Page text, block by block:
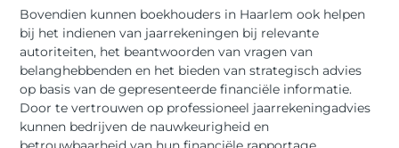
Bovendien kunnen boekhouders in Haarlem ook helpen
bij het indienen van jaarrekeningen bij relevante
autoriteiten, het beantwoorden van vragen van
belanghebbenden en het bieden van strategisch advies
op basis van de gepresenteerde financiële informatie.
Door te vertrouwen op professioneel jaarrekeningadvies
kunnen bedrijven de nauwkeurigheid en